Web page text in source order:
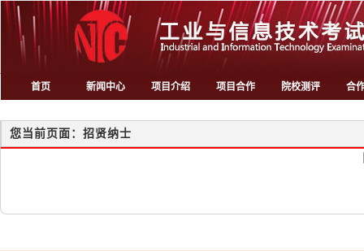
首页 新闻中心 项目介绍 项目合作 院校测评 合
您当前页面：招贤纳士